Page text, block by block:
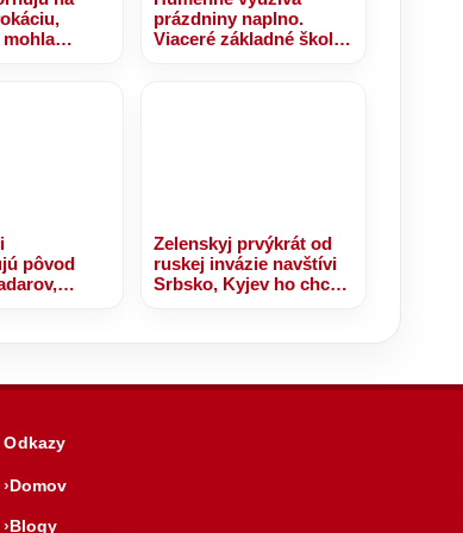
mohla
prázdniny naplno.
Viaceré základné školy
pôvod
Zelenskyj prvýkrát od
ruskej invázie navštívi
Srbsko, Kyjev ho chce
Odkazy
Domov
Blogy